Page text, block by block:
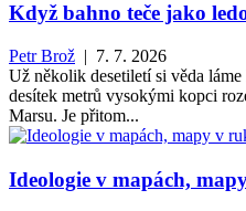
Když bahno teče jako
Petr Brož | 7. 7. 2026
Už několik desetiletí si věda
desítek metrů vysokými kopci
Marsu. Je přitom...
Ideologie v mapách,